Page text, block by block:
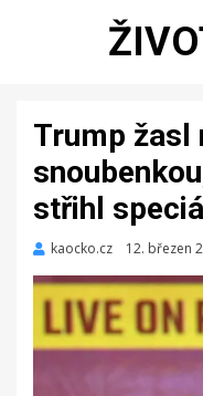
Trump žasl
střihl
kaocko.cz
Zveřejněno
12. březen